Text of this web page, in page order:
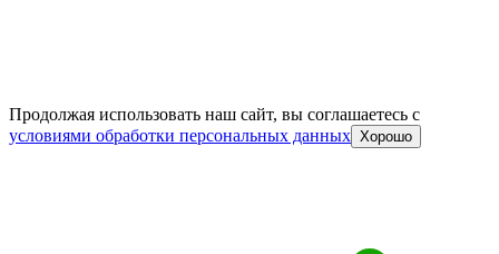
Продолжая использовать наш сайт, вы соглашаетесь c
условиями обработки персональных данных Хорошо